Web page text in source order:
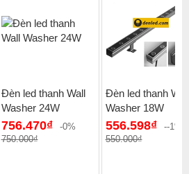
Đèn led thanh Wall
Washer 24W
756.470₫
-0%
750.000₫
Đèn led thanh Wall
Washer 18W
556.598₫
--1%
550.000₫